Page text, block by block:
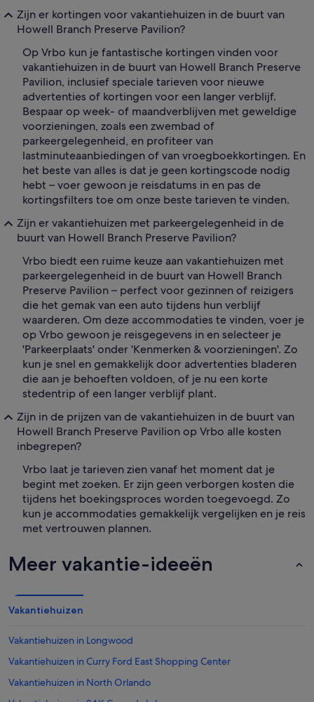
Zijn er kortingen voor vakantiehuizen in de buurt van
Howell Branch Preserve Pavilion?
Op Vrbo kun je fantastische kortingen vinden voor
vakantiehuizen in de buurt van Howell Branch Preserve
Pavilion, inclusief speciale tarieven voor nieuwe
advertenties of kortingen voor een langer verblijf.
Bespaar op week- of maandverblijven met geweldige
voorzieningen, zoals een zwembad of
parkeergelegenheid, en profiteer van
lastminuteaanbiedingen of van vroegboekkortingen. En
het beste van alles is dat je geen kortingscode nodig
hebt – voer gewoon je reisdatums in en pas de
kortingsfilters toe om onze beste tarieven te vinden.
Zijn er vakantiehuizen met parkeergelegenheid in de
buurt van Howell Branch Preserve Pavilion?
Vrbo biedt een ruime keuze aan vakantiehuizen met
parkeergelegenheid in de buurt van Howell Branch
Preserve Pavilion – perfect voor gezinnen of reizigers
die het gemak van een auto tijdens hun verblijf
waarderen. Om deze accommodaties te vinden, voer je
op Vrbo gewoon je reisgegevens in en selecteer je
'Parkeerplaats' onder 'Kenmerken & voorzieningen'. Zo
kun je snel en gemakkelijk door advertenties bladeren
die aan je behoeften voldoen, of je nu een korte
stedentrip of een langer verblijf plant.
Zijn in de prijzen van de vakantiehuizen in de buurt van
Howell Branch Preserve Pavilion op Vrbo alle kosten
inbegrepen?
Vrbo laat je tarieven zien vanaf het moment dat je
begint met zoeken. Er zijn geen verborgen kosten die
tijdens het boekingsproces worden toegevoegd. Zo
kun je accommodaties gemakkelijk vergelijken en je reis
met vertrouwen plannen.
Meer vakantie-ideeën
Vakantiehuizen
Vakantiehuizen in Longwood
Vakantiehuizen in Curry Ford East Shopping Center
Vakantiehuizen in North Orlando